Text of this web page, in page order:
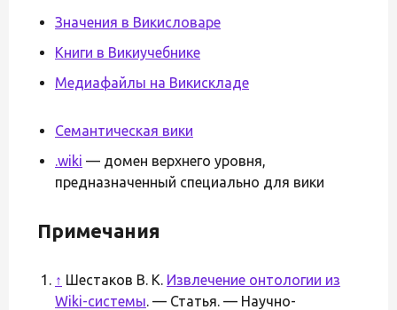
Значения в Викисловаре
Книги в Викиучебнике
Медиафайлы на Викискладе
Семантическая вики
.wiki — домен верхнего уровня,
предназначенный специально для вики
Примечания
↑ Шестаков В. К. Извлечение онтологии из
Wiki-системы. — Статья. — Научно-